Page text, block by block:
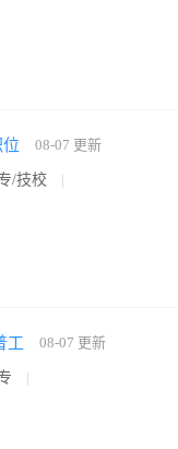
08-07 更新
/技校
工 08-07 更新